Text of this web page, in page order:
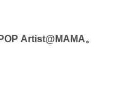
Artist@MAMA。